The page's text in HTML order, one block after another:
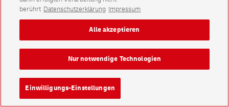
berührt Datenschutzerklärung Impressum
Einwilligungs-Einstellungen
Nur notwendige Technologien
Alle akzeptieren